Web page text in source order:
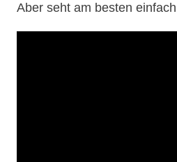
Aber seht am besten